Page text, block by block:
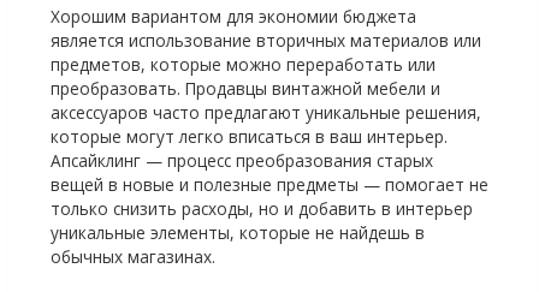
Хорошим вариантом для экономии бюджета
является использование вторичных материалов или
предметов, которые можно переработать или
преобразовать. Продавцы винтажной мебели и
аксессуаров часто предлагают уникальные решения,
которые могут легко вписаться в ваш интерьер.
Апсайклинг — процесс преобразования старых
вещей в новые и полезные предметы — помогает не
только снизить расходы, но и добавить в интерьер
уникальные элементы, которые не найдешь в
обычных магазинах.